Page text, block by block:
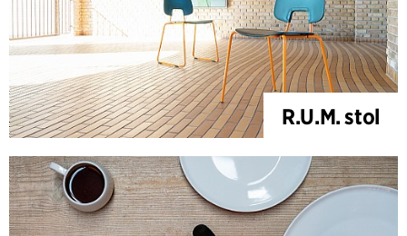
R.U.M. stol